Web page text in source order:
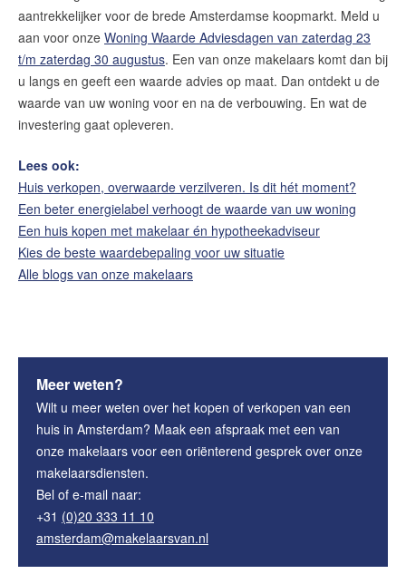
aantrekkelijker voor de brede Amsterdamse koopmarkt. Meld u
aan voor onze Woning Waarde Adviesdagen van zaterdag 23
t/m zaterdag 30 augustus. Een van onze makelaars komt dan bij
u langs en geeft een waarde advies op maat. Dan ontdekt u de
waarde van uw woning voor en na de verbouwing. En wat de
investering gaat opleveren.
Lees ook:
Huis verkopen, overwaarde verzilveren. Is dit hét moment?
Een beter energielabel verhoogt de waarde van uw woning
Een huis kopen met makelaar én hypotheekadviseur
Kies de beste waardebepaling voor uw situatie
Alle blogs van onze makelaars
Meer weten?
Wilt u meer weten over het kopen of verkopen van een
huis in Amsterdam? Maak een afspraak met een van
onze makelaars voor een oriënterend gesprek over onze
makelaarsdiensten.
Bel of e-mail naar:
+31 (0)20 333 11 10
amsterdam@makelaarsvan.nl